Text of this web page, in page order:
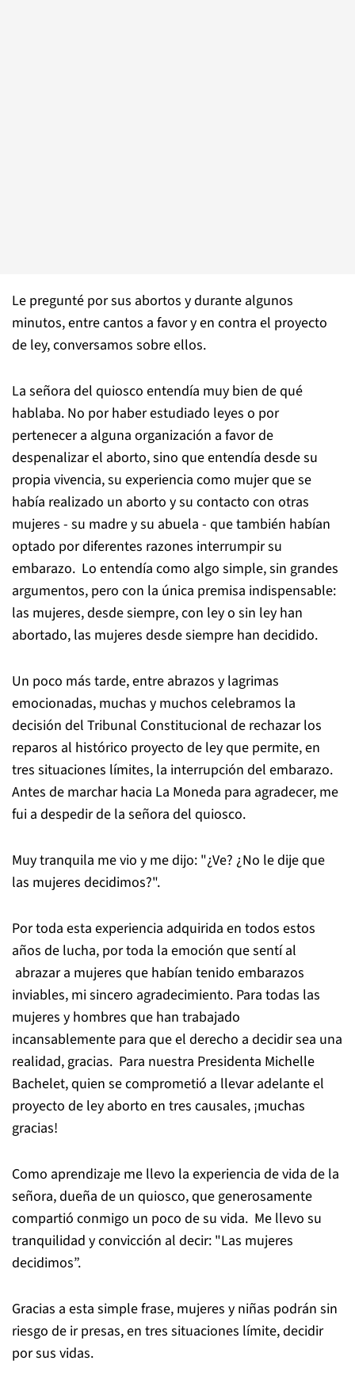
Le pregunté por sus abortos y durante algunos
minutos, entre cantos a favor y en contra el proyecto
de ley, conversamos sobre ellos.
La señora del quiosco entendía muy bien de qué
hablaba. No por haber estudiado leyes o por
pertenecer a alguna organización a favor de
despenalizar el aborto, sino que entendía desde su
propia vivencia, su experiencia como mujer que se
había realizado un aborto y su contacto con otras
mujeres - su madre y su abuela - que también habían
optado por diferentes razones interrumpir su
embarazo. Lo entendía como algo simple, sin grandes
argumentos, pero con la única premisa indispensable:
las mujeres, desde siempre, con ley o sin ley han
abortado, las mujeres desde siempre han decidido.
Un poco más tarde, entre abrazos y lagrimas
emocionadas, muchas y muchos celebramos la
decisión del Tribunal Constitucional de rechazar los
reparos al histórico proyecto de ley que permite, en
tres situaciones límites, la interrupción del embarazo.
Antes de marchar hacia La Moneda para agradecer, me
fui a despedir de la señora del quiosco.
Muy tranquila me vio y me dijo: "¿Ve? ¿No le dije que
las mujeres decidimos?".
Por toda esta experiencia adquirida en todos estos
años de lucha, por toda la emoción que sentíal
abrazar a mujeres que habían tenido embarazos
inviables, mi sincero agradecimiento. Para todas las
mujeres y hombres que han trabajado
incansablemente para que el derecho a decidir sea una
realidad, gracias. Para nuestra Presidenta Michelle
Bachelet, quien se comprometió a llevar adelante el
proyecto de ley aborto en tres causales, ¡muchas
gracias!
Como aprendizaje me llevo la experiencia de vida de la
señora, dueña de un quiosco, que generosamente
compartió conmigo un poco de su vida. Me llevo su
tranquilidad y convicción al decir: "Las mujeres
decidimos”.
Gracias a esta simple frase, mujeres y niñas podrán sin
riesgo de ir presas, en tres situaciones límite, decidir
por sus vidas.